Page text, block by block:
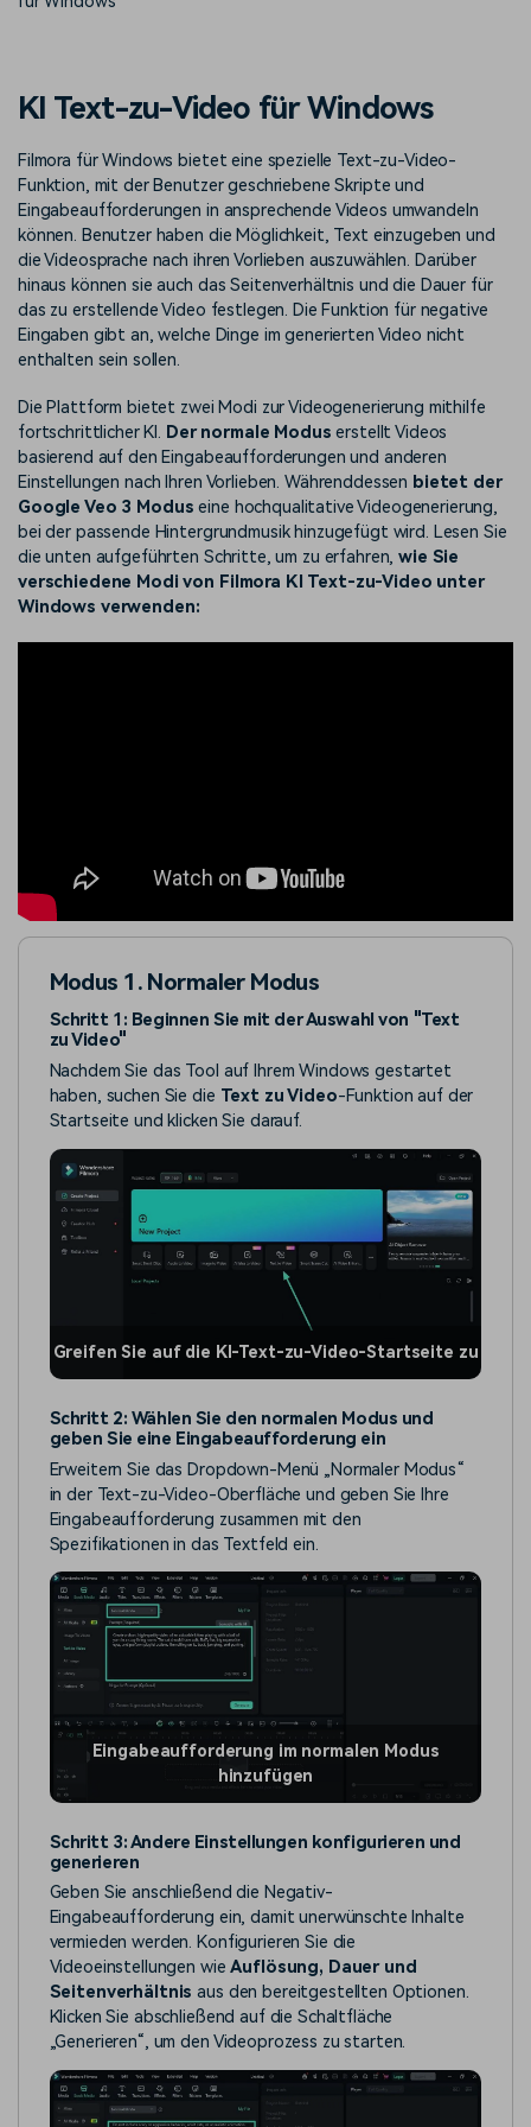
Lernen, ausdrücken und
erweitern Sie Ihre
Videobearbeitungs-
Fähigkeiten mit Filmora
Erfahren Sie, wie Sie einen
Spezialeffekt erzeugen
können
Creator
Monetarisierungs-
Programm
Ihren Einfluss mit Filmora
Freunde-werben-
Programm
Blog
Unsere Mission, Geschichte
Finden Sie mehr über Filmora
Bewertungen
Kunden-Geschichten
Erfahren Sie, wie unsere
Kunden Erfolg haben
Affiliate-Programm
Schalten Sie Partnerschaften
auf Unternehmensebene frei
Suchen
KI Text-zu-Video für Windows
Filmora für Windows bietet eine spezielle Text-zu-Video-
Funktion, mit der Benutzer geschriebene Skripte und
Eingabeaufforderungen in ansprechende Videos umwandeln
können. Benutzer haben die Möglichkeit, Text einzugeben und
die Videosprache nach ihren Vorlieben auszuwählen. Darüber
hinaus können sie auch das Seitenverhältnis und die Dauer für
das zu erstellende Video festlegen. Die Funktion für negative
Eingaben gibt an, welche Dinge im generierten Video nicht
enthalten sein sollen.
Die Plattform bietet zwei Modi zur Videogenerierung mithilfe
fortschrittlicher KI. Der normale Moduserstellt Videos
basierend auf den Eingabeaufforderungen und anderen
Einstellungen nach Ihren Vorlieben. Währenddessen bietet der
Google Veo 3 Moduseine hochqualitative Videogenerierung,
bei der passende Hintergrundmusik hinzugefügt wird. Lesen Sie
die unten aufgeführten Schritte, um zu erfahren,wie Sie
verschiedene Modi von Filmora KI Text-zu-Video unter
Windows verwenden:
Modus 1. Normaler Modus
Schritt 1: Beginnen Sie mit der Auswahl von "Text
zu Video"
Nachdem Sie das Tool auf Ihrem Windows gestartet
haben, suchen Sie die Text zu Video-Funktion auf der
Startseite und klicken Sie darauf.
Greifen Sie auf die KI-Text-zu-Video-Startseite zu
Schritt 2: Wählen Sie den normalen Modus und
geben Sie eine Eingabeaufforderung ein
Erweitern Sie das Dropdown-Menü „Normaler Modus“
in der Text-zu-Video-Oberfläche und geben Sie Ihre
Eingabeaufforderung zusammen mit den
Spezifikationen in das Textfeld ein.
Eingabeaufforderung im normalen Modus
hinzufügen
Schritt 3: Andere Einstellungen konfigurieren und
generieren
Geben Sie anschließend die Negativ-
Eingabeaufforderung ein, damit unerwünschte Inhalte
vermieden werden. Konfigurieren Sie die
Videoeinstellungen wieAuflösung, Dauer und
Seitenverhältnis aus den bereitgestellten Optionen.
Klicken Sie abschließend auf die Schaltfläche
„Generieren“, um den Videoprozess zu starten.